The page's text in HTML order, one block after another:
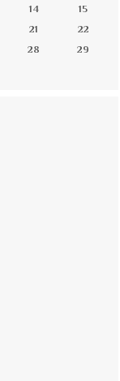
14
15
21
22
28
29